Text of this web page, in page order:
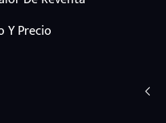
Y Precio